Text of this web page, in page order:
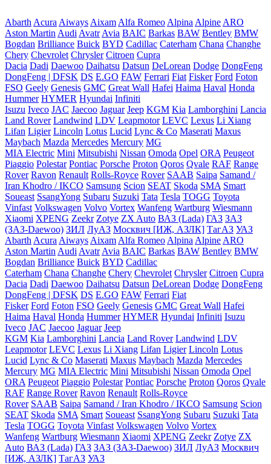
Abarth Acura Aiways Aixam Alfa Romeo Alpina Alpine ARO
Aston Martin Audi Avatr Avia BAIC Barkas BAW Bentley BMW
Bogdan Brilliance Buick BYD Cadillac Caterham Chana Changhe
Chery Chevrolet Chrysler Citroen Cupra
Dacia Dadi Daewoo Daihatsu Datsun DeLorean Dodge DongFeng
DongFeng | DFSK DS E.GO FAW Ferrari Fiat Fisker Ford Foton
FSO Geely Genesis GMC Great Wall Hafei Haima Haval Honda
Hummer HYMER Hyundai Infiniti
Isuzu Iveco JAC Jaecoo Jaguar Jeep KGM Kia Lamborghini Lancia
Land Rover Landwind LDV Leapmotor LEVC Lexus Li Xiang
Lifan Ligier Lincoln Lotus Lucid Lync & Co Maserati Maxus
Maybach Mazda Mercedes Mercury MG
MIA Electric Mini Mitsubishi Nissan Omoda Opel ORA Peugeot
Piaggio Polestar Pontiac Porsche Proton Qoros Qvale RAF Range
Rover Ravon Renault Rolls-Royce Rover SAAB Saipa Samand /
Iran Khodro / IKCO Samsung Scion SEAT Skoda SMA Smart
Soueast SsangYong Subaru Suzuki Tata Tesla TOGG Toyota
Vinfast Volkswagen Volvo Vortex Wanfeng Wartburg Wiesmann
Xiaomi XPENG Zeekr Zotye ZX Auto ВАЗ (Lada) ГАЗ ЗАЗ
(ЗАЗ-Daewoo) ЗИЛ ЛуАЗ Москвич [ИЖ, АЗЛК] ТагАЗ УАЗ
Abarth Acura Aiways Aixam Alfa Romeo Alpina Alpine ARO
Aston Martin Audi Avatr Avia BAIC Barkas BAW Bentley BMW
Bogdan Brilliance Buick BYD Cadillac
Caterham Chana Changhe Chery Chevrolet Chrysler Citroen Cupra
Dacia Dadi Daewoo Daihatsu Datsun DeLorean Dodge DongFeng
DongFeng | DFSK DS E.GO FAW Ferrari Fiat
Fisker Ford Foton FSO Geely Genesis GMC Great Wall Hafei
Haima Haval Honda Hummer HYMER Hyundai Infiniti Isuzu
Iveco JAC Jaecoo Jaguar Jeep
KGM Kia Lamborghini Lancia Land Rover Landwind LDV
Leapmotor LEVC Lexus Li Xiang Lifan Ligier Lincoln Lotus
Lucid Lync & Co Maserati Maxus Maybach Mazda Mercedes
Mercury MG MIA Electric Mini Mitsubishi Nissan Omoda Opel
ORA Peugeot Piaggio Polestar Pontiac Porsche Proton Qoros Qvale
RAF Range Rover Ravon Renault Rolls-Royce
Rover SAAB Saipa Samand / Iran Khodro / IKCO Samsung Scion
SEAT Skoda SMA Smart Soueast SsangYong Subaru Suzuki Tata
Tesla TOGG Toyota Vinfast Volkswagen Volvo Vortex
Wanfeng Wartburg Wiesmann Xiaomi XPENG Zeekr Zotye ZX
Auto ВАЗ (Lada) ГАЗ ЗАЗ (ЗАЗ-Daewoo) ЗИЛ ЛуАЗ Москвич
[ИЖ, АЗЛК] ТагАЗ УАЗ